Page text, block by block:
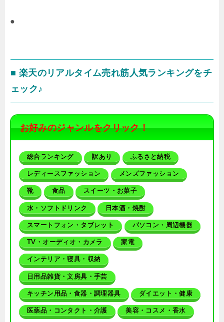
●
■ 楽天のリアルタイム売れ筋人気ランキングをチ
ェック♪
お好みのジャンルをクリック！
総合ランキング 訳あり ふるさと納税
レディースファッション メンズファッション
靴 食品 スイーツ・お菓子
水・ソフトドリンク 日本酒・焼酎
スマートフォン・タブレット パソコン・周辺機器
TV・オーディオ・カメラ 家電
インテリア・寝具・収納
日用品雑貨・文房具・手芸
キッチン用品・食器・調理器具 ダイエット・健康
医薬品・コンタクト・介護 美容・コスメ・香水